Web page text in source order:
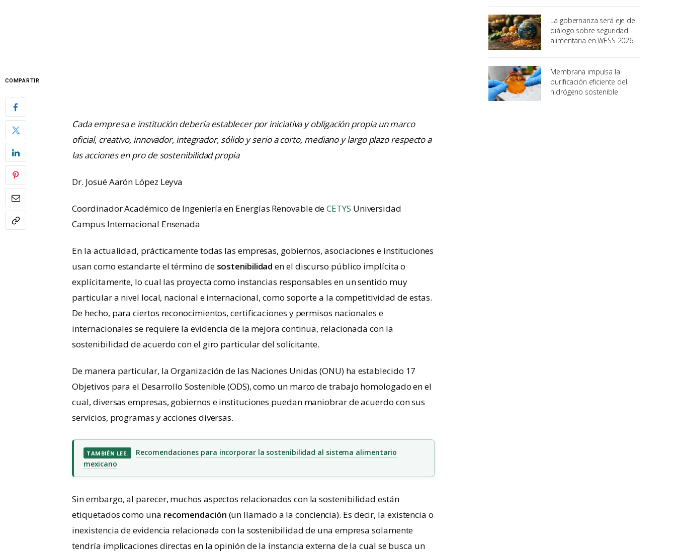
COMPARTIR
Cada empresa e institución debería establecer por iniciativa y obligación propia un marco
oficial, creativo, innovador, integrador, sólido y serio a corto, mediano y largo plazo respecto a
las acciones en pro de sostenibilidad propia
Dr. Josué Aarón López Leyva
Coordinador Académico de Ingeniería en Energías Renovable deCETYS Universidad
Campus Internacional Ensenada
En la actualidad, prácticamente todas las empresas, gobiernos, asociaciones e instituciones
usan como estandarte el término de sostenibilidad en el discurso público implícita o
explícitamente, lo cual las proyecta como instancias responsables en un sentido muy
particular a nivel local, nacional e internacional, como soporte a la competitividad de estas.
De hecho, para ciertos reconocimientos, certificaciones y permisos nacionales e
internacionales se requiere la evidencia de la mejora continua, relacionada con la
sostenibilidad de acuerdo con el giro particular del solicitante.
De manera particular, la Organización de las Naciones Unidas (ONU) ha establecido 17
Objetivos para el Desarrollo Sostenible (ODS), como un marco de trabajo homologado en el
cual, diversas empresas, gobiernos e instituciones puedan maniobrar de acuerdo con sus
servicios, programas y acciones diversas.
TAMBIÉN LEE.
Recomendaciones para incorporar la sostenibilidad al sistema alimentario
mexicano
Sin embargo, al parecer, muchos aspectos relacionados con la sostenibilidad están
etiquetados como una recomendación (un llamado a la conciencia). Es decir, la existencia o
inexistencia de evidencia relacionada con la sostenibilidad de una empresa solamente
tendría implicaciones directas en la opinión de la instancia externa de la cual se busca un
La gobernanza será eje del
diálogo sobre seguridad
alimentaria en WESS 2026
Membrana impulsa la
purificación eficiente del
hidrógeno sostenible